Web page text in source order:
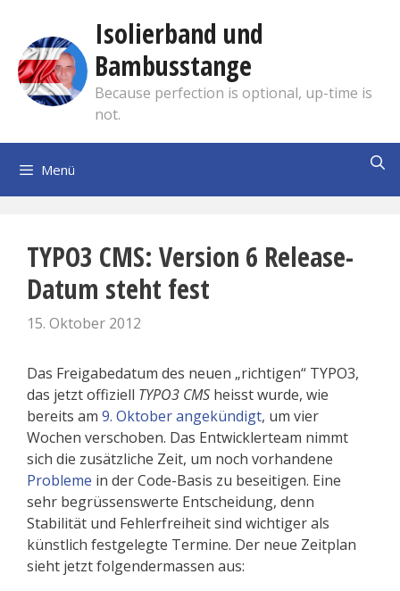
springen
Isolierband und
Bambusstange
Because perfection is optional, up-time is
not.
Menü
TYPO3 CMS: Version 6 Release-
Datum steht fest
15. Oktober 2012
Das Freigabedatum des neuen „richtigen“ TYPO3,
das jetzt offiziell TYPO3 CMS heisst wurde, wie
bereits am 9. Oktober angekündigt, um vier
Wochen verschoben. Das Entwicklerteam nimmt
sich die zusätzliche Zeit, um noch vorhandene
Probleme in der Code-Basis zu beseitigen. Eine
sehr begrüssenswerte Entscheidung, denn
Stabilität und Fehlerfreiheit sind wichtiger als
künstlich festgelegte Termine. Der neue Zeitplan
sieht jetzt folgendermassen aus: